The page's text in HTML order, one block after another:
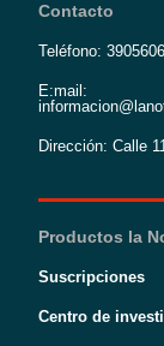
Contacto
Teléfono: 3905606
E:mail:
Dirección: Calle
Productos la
Suscripciones
Centro de